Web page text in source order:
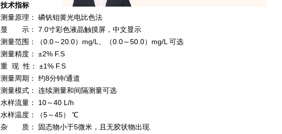
技术指标
测量原理： 磷钒钼黄光电比色法
显 示： 7.0寸彩色液晶触摸屏，中文显示
测量范围：（0.0～20.0）mg/L、（0.0～50.0）mg/L 可选
测量精度： ±2% F.S
重 现 性： ±1% F.S
测量周期： 约8分钟/通道
测量模式： 连续测量和间隔测量可选
水样流量： 10～40 L/h
水样温度：（5～45） ℃
杂 质： 固态物小于5微米，且无胶状物出现